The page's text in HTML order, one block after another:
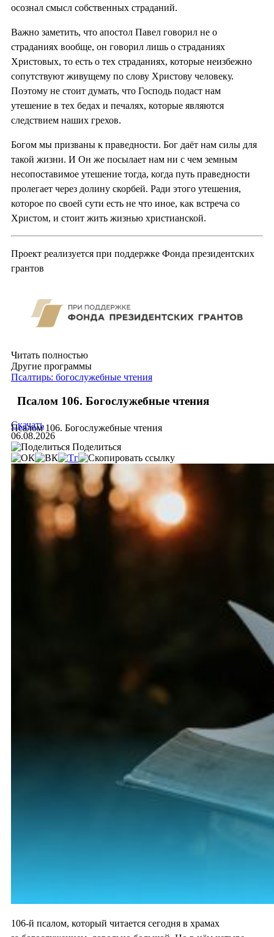
осознал смысл собственных страданий.
Важно заметить, что апостол Павел говорил не о
страданиях вообще, он говорил лишь о страданиях
Христовых, то есть о тех страданиях, которые неизбежно
сопутствуют живущему по слову Христову человеку.
Поэтому не стоит думать, что Господь подаст нам
утешение в тех бедах и печалях, которые являются
следствием наших грехов.
Богом мы призваны к праведности. Бог даёт нам силы для
такой жизни. И Он же посылает нам ни с чем земным
несопоставимое утешение тогда, когда путь праведности
пролегает через долину скорбей. Ради этого утешения,
которое по своей сути есть не что иное, как встреча со
Христом, и стоит жить жизнью христианской.
Проект реализуется при поддержке Фонда президентских
грантов
Читать полностью
Другие программы
Псалтирь: богослужебные чтения
Псалом 106. Богослужебные чтения
Псалом 106. Богослужебные чтения
Скачать
06.08.2026
Поделиться
106-й псалом, который читается сегодня в храмах